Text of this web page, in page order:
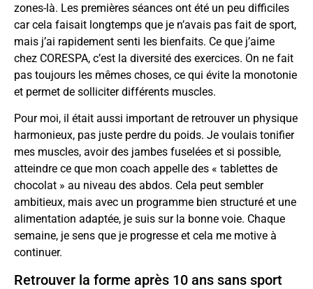
zones-là. Les premières séances ont été un peu difficiles
car cela faisait longtemps que je n’avais pas fait de sport,
mais j’ai rapidement senti les bienfaits. Ce que j’aime
chez CORESPA, c’est la diversité des exercices. On ne fait
pas toujours les mêmes choses, ce qui évite la monotonie
et permet de solliciter différents muscles.
Pour moi, il était aussi important de retrouver un physique
harmonieux, pas juste perdre du poids. Je voulais tonifier
mes muscles, avoir des jambes fuselées et si possible,
atteindre ce que mon coach appelle des « tablettes de
chocolat » au niveau des abdos. Cela peut sembler
ambitieux, mais avec un programme bien structuré et une
alimentation adaptée, je suis sur la bonne voie. Chaque
semaine, je sens que je progresse et cela me motive à
continuer.
Retrouver la forme après 10 ans sans sport